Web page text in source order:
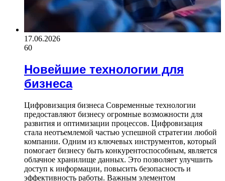
17.06.2026
60
Новейшие технологии для
бизнеса
Цифровизация бизнеса Современные технологии
предоставляют бизнесу огромные возможности для
развития и оптимизации процессов. Цифровизация
стала неотъемлемой частью успешной стратегии любой
компании. Одним из ключевых инструментов, который
помогает бизнесу быть конкурентоспособным, является
облачное хранилище данных. Это позволяет улучшить
доступ к информации, повысить безопасность и
эффективность работы. Важным элементом